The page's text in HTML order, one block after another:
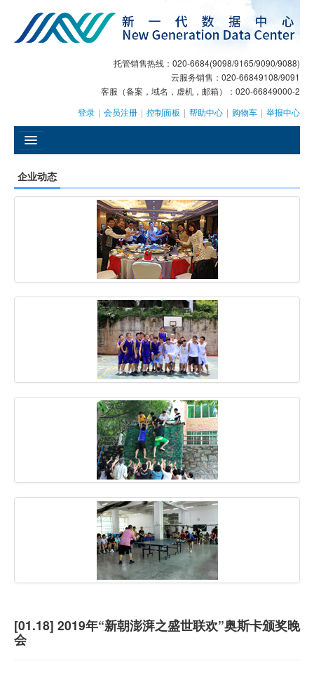
托管销售热线：020-6684(9098/9165/9090/9088)
云服务销售：020-66849108/9091
客服（备案，域名，虚机，邮箱）：020-66849000-2
登录 | 会员注册 | 控制面板 | 帮助中心 | 购物车 | 举报中心
GEO
主机托管
企业动态
[01.18] 2019年“新朝澎湃之盛世联欢”奥斯卡颁奖晚
会